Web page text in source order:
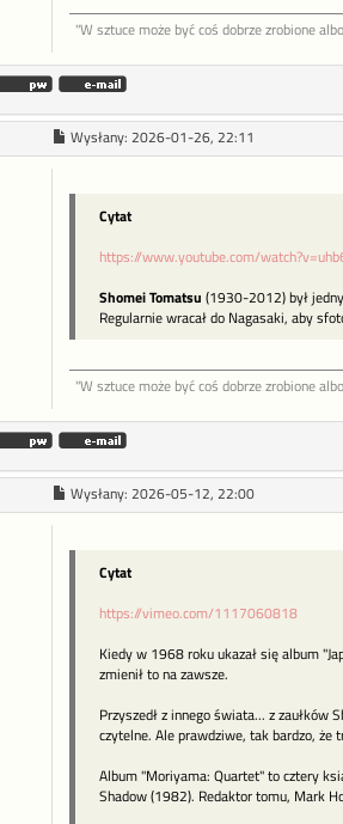
"W sztu­ce może być coś dob­rze zro­bione
Wysłany: 2026-01-26, 22:11
Cytat
https://www.youtube.com/
Shomei Tomatsu (1930-2012) był
Regularnie wracał do Nagasaki, aby
"W sztu­ce może być coś dob­rze zro­bione
Wysłany: 2026-05-12, 22:00
Cytat
https://vimeo.com/1117060818
Kiedy w 1968 roku ukazał się album
zmienił to na zawsze.
Przyszedł z innego świata... z zaułków
czytelne. Ale prawdziwe, tak bardzo, że
Album "Moriyama: Quartet" to cztery
Shadow (1982). Redaktor tomu, Mark